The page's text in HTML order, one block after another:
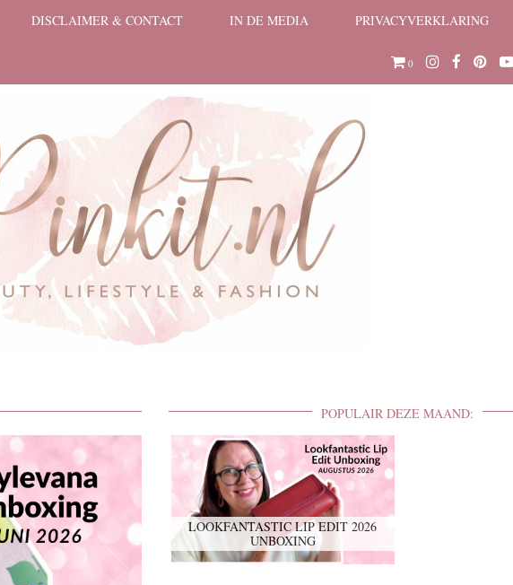
DISCLAIMER & CONTACT IN DE MEDIA PRIVACYVERKLARING
0
POPULAIR DEZE MAAND:
LOOKFANTASTIC LIP EDIT 2026
UNBOXING